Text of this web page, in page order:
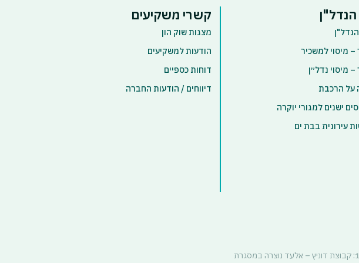
קבוצת "דוניץ – אלעד" הינה בעלת מורשת של בנייה מאז 1963: קבוצת דוניץ – אלעד נוצרה במסגרת
הנדל"ן
מיסוי למשכיר
מיסוי נדל״ן
על הרכבת
ישנים למגורי יוקרה
עירונית בבת ים
קשרי משקיעים
מצגות שוק הון
הודעות למשקיעים
דוחות כספיים
דיווחים / הודעות החברה